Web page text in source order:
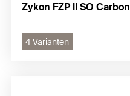
Zykon FZP II SO Carbon
4 Varianten